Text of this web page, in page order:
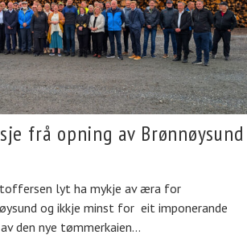
frå opning av Brønnøysund
lyt ha mykje av æra for
og ikkje minst for eit imponerande
den nye tømmerkaien…